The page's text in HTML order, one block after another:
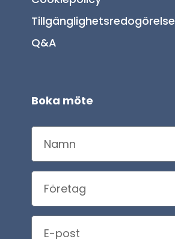
Tillgänglighetsredogörelse
Q&A
Boka möte